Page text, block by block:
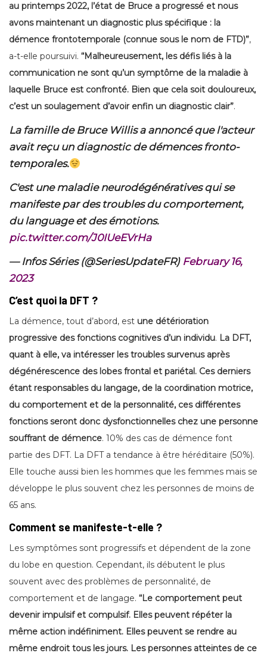
au printemps 2022, l’état de Bruce a progressé et nous
avons maintenant un diagnostic plus spécifique : la
démence frontotemporale (connue sous le nom de FTD)”,
a-t-elle poursuivi. “Malheureusement, les défis liés à la
communication ne sont qu’un symptôme de la maladie à
laquelle Bruce est confronté. Bien que cela soit douloureux,
c’est un soulagement d’avoir enfin un diagnostic clair”.
La famille de Bruce Willis a annoncé que l'acteur
avait reçu un diagnostic de démences fronto-
temporales.
C'est une maladie neurodégénératives qui se
manifeste par des troubles du comportement,
du language et des émotions.
pic.twitter.com/J0IUeEVrHa
— Infos Séries (@SeriesUpdateFR) February 16,
2023
C’est quoi la DFT ?
La démence, tout d’abord, est une détérioration
progressive des fonctions cognitives d’un individu. La DFT,
quant à elle, va intéresser les troubles survenus après
dégénérescence des lobes frontal et pariétal. Ces derniers
étant responsables du langage, de la coordination motrice,
du comportement et de la personnalité, ces différentes
fonctions seront donc dysfonctionnelles chez une personne
souffrant de démence. 10% des cas de démence font
partie des DFT. La DFT a tendance à être héréditaire (50%).
Elle touche aussi bien les hommes que les femmes mais se
développe le plus souvent chez les personnes de moins de
65 ans.
Comment se manifeste-t-elle ?
Les symptômes sont progressifs et dépendent de la zone
du lobe en question. Cependant, ils débutent le plus
souvent avec des problèmes de personnalité, de
comportement et de langage. “Le comportement peut
devenir impulsif et compulsif. Elles peuvent répéter la
même action indéfiniment. Elles peuvent se rendre au
même endroit tous les jours. Les personnes atteintes de ce